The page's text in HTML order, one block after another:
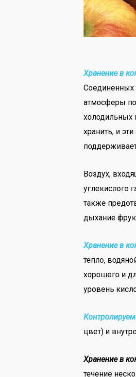
Хранение в
Соединенных
атмосферы
холодильных
хранить, и
Воздух,
углекислого
также
дыхание
Хранение в
тепло,
хорошего и
уровень
цвет) и
Хранение в
течение